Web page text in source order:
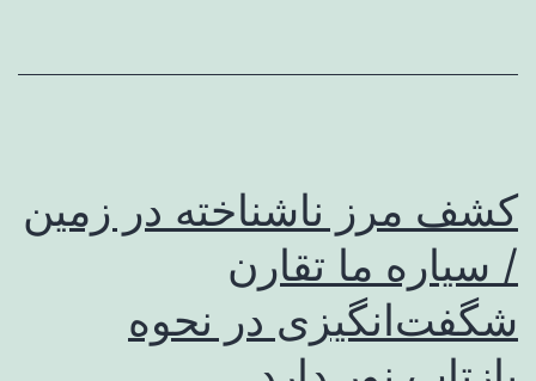
کشف مرز ناشناخته در زمین
/ سیاره ما تقارن
شگفت‌انگیزی در نحوه